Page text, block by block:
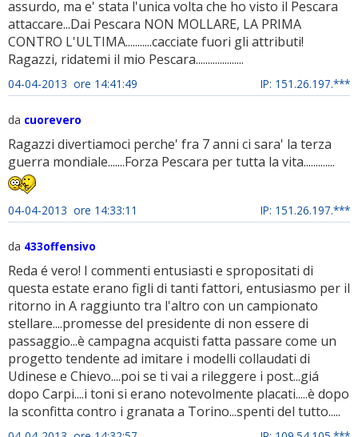
assurdo, ma e' stata l'unica volta che ho visto il Pescara
attaccare...Dai Pescara NON MOLLARE, LA PRIMA
CONTRO L'ULTIMA...........cacciate fuori gli attributi!
Ragazzi, ridatemi il mio Pescara....................
04-04-2013 ore 14:41:49 IP: 151.26.197.***
da cuorevero
Ragazzi divertiamoci perche' fra 7 anni ci sara' la terza
guerra mondiale.......Forza Pescara per tutta la vita.............
04-04-2013 ore 14:33:11 IP: 151.26.197.***
da 433offensivo
Reda é vero! I commenti entusiasti e spropositati di
questa estate erano figli di tanti fattori, entusiasmo per il
ritorno in A raggiunto tra l'altro con un campionato
stellare....promesse del presidente di non essere di
passaggio...è campagna acquisti fatta passare come un
progetto tendente ad imitare i modelli collaudati di
Udinese e Chievo....poi se ti vai a rileggere i post...giá
dopo Carpi....i toni si erano notevolmente placati.....è dopo
la sconfitta contro i granata a Torino...spenti del tutto.....